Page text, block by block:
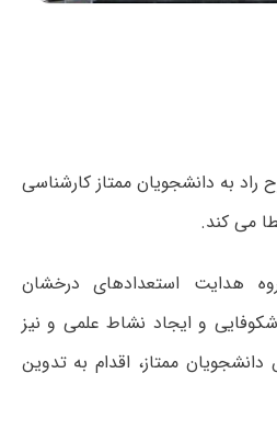
به دانشجویان ممتاز کارشناسی
هدایت استعدادهای درخشان
و ایجاد نشاط علمی و نیز
ممتاز، اقدام به تدوین